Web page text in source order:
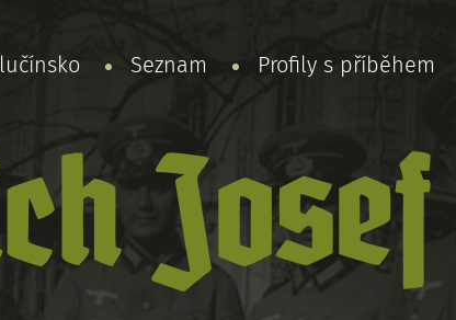
Seznam Profily s příběhem
Josef